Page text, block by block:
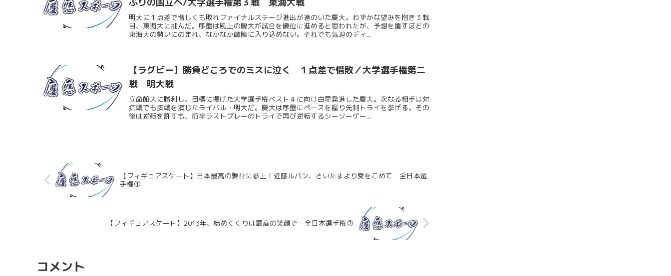
明大に１点差で惜しくも敗れファイナルステージ進出が遠のいた慶大。わずかな望みを抱き３戦
目、東海大に挑んだ。序盤は風上の慶大が試合を優位に進めると思われたが、予想を覆すほどの
東海大の勢いにのまれ、なかなか敵陣に入り込めない。それでも気迫のディ...
【ラグビー】勝負どころでのミスに泣く １点差で惜敗／大学選手権第二
戦 明大戦
立命館大に勝利し、目標に掲げた大学選手権ベスト４に向け白星発進した慶大。次なる相手は対
抗戦でも接戦を演じたライバル・明大だ。慶大は序盤にペースを握り先制トライを挙げる。その
後は逆転を許すも、前半ラストプレーのトライで再び逆転するシーソーゲー...
【フィギュアスケート】日本最高の舞台に参上！近藤ルパン、さいたまより愛をこめて 全日本選
手権①
【フィギュアスケート】2013年、締めくくりは最高の笑顔で 全日本選手権②
コメント